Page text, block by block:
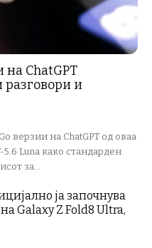
ChatGPT
и
верзии на ChatGPT од оваа
5.6 Luna како стандарден
за...
ја започнува
Galaxy Z Fold8 Ultra,